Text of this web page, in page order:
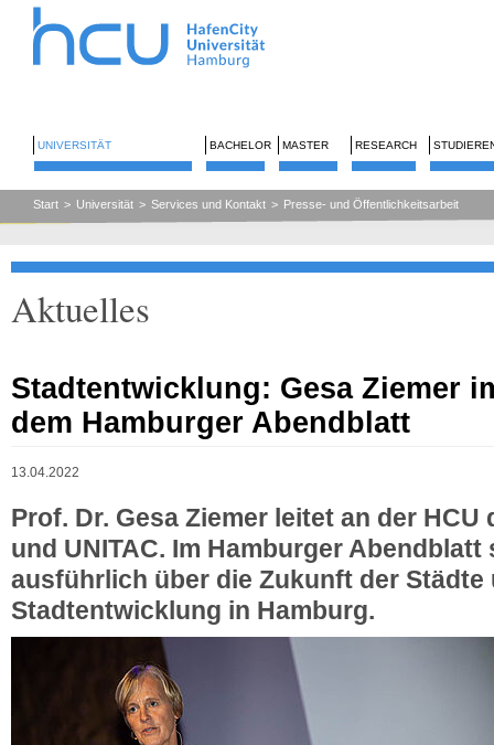
UNIVERSITÄT BACHELOR MASTER RESEARCH
Start > Universität > Services und Kontakt > Presse- und Öffentlichkeitsarbeit
Aktuelles
Stadtentwicklung: Gesa Ziemer
dem Hamburger Abendblatt
13.04.2022
Prof. Dr. Gesa Ziemer leitet an der
und UNITAC. Im Hamburger
ausführlich über die Zukunft der Städte
Stadtentwicklung in Hamburg.